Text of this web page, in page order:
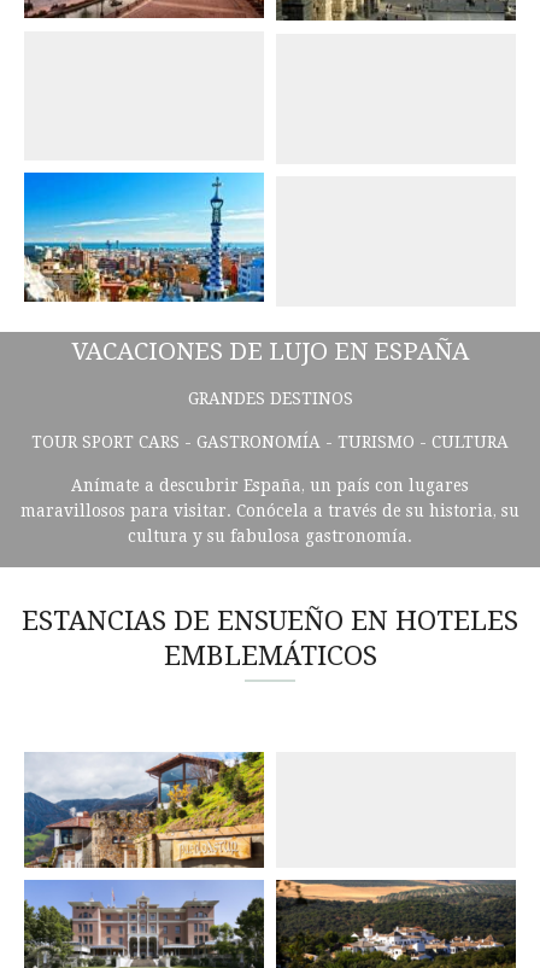
VACACIONES DE LUJO EN ESPAÑA
GRANDES DESTINOS
TOUR SPORT CARS - GASTRONOMÍA - TURISMO - CULTURA
Anímate a descubrir España, un país con lugares
maravillosos para visitar. Conócela a través de su historia, su
cultura y su fabulosa gastronomía.
ESTANCIAS DE ENSUEÑO EN HOTELES
EMBLEMÁTICOS